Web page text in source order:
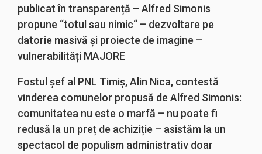
publicat în transparență – Alfred Simonis
propune “totul sau nimic“ – dezvoltare pe
datorie masivă și proiecte de imagine –
vulnerabilități MAJORE
Fostul șef al PNL Timiș, Alin Nica, contestă
vinderea comunelor propusă de Alfred Simonis:
comunitatea nu este o marfă – nu poate fi
redusă la un preț de achiziție – asistăm la un
spectacol de populism administrativ doar